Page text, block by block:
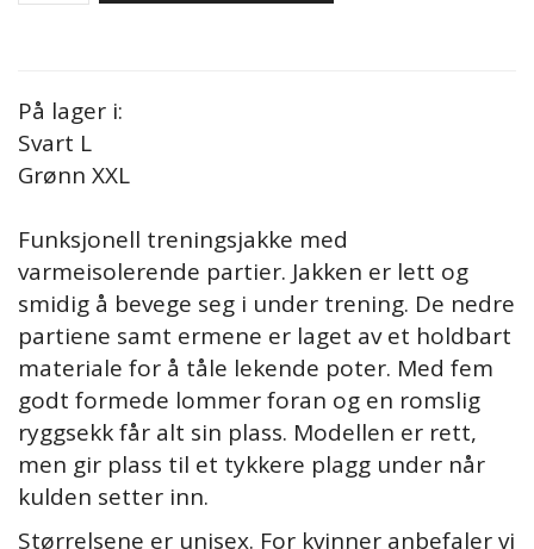
På lager i:
Svart L
Grønn XXL
Funksjonell treningsjakke med
varmeisolerende partier. Jakken er lett og
smidig å bevege seg i under trening. De nedre
partiene samt ermene er laget av et holdbart
materiale for å tåle lekende poter. Med fem
godt formede lommer foran og en romslig
ryggsekk får alt sin plass. Modellen er rett,
men gir plass til et tykkere plagg under når
kulden setter inn.
Størrelsene er unisex. For kvinner anbefaler vi